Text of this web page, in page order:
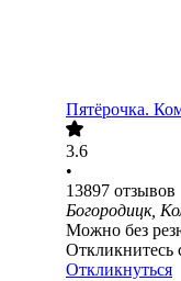
Пятёрочка.
3.6
•
13897 отзывов
Богородицк,
Можно без
Откликнитесь
Откликнуться